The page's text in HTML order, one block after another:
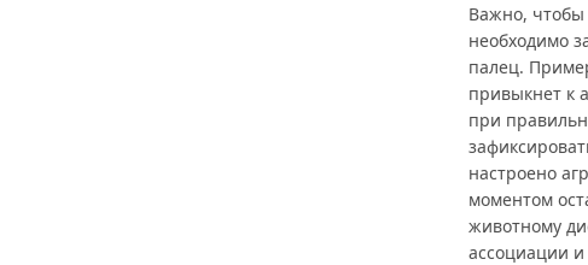
Важно, чтобы
необходимо
палец.
привыкнет к
при
настроено
моментом
животному
ассоциации